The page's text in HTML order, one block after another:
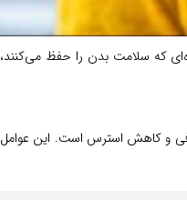
که سلامت بدن را حفظ می‌کنند،
و کاهش استرس است. این عوامل